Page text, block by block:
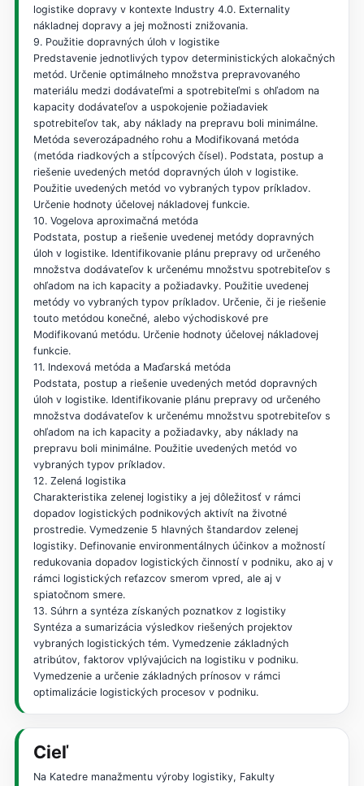
logistike dopravy v kontexte Industry 4.0. Externality
nákladnej dopravy a jej možnosti znižovania.
9. Použitie dopravných úloh v logistike
Predstavenie jednotlivých typov deterministických alokačných
metód. Určenie optimálneho množstva prepravovaného
materiálu medzi dodávateľmi a spotrebiteľmi s ohľadom na
kapacity dodávateľov a uspokojenie požiadaviek
spotrebiteľov tak, aby náklady na prepravu boli minimálne.
Metóda severozápadného rohu a Modifikovaná metóda
(metóda riadkových a stĺpcových čísel). Podstata, postup a
riešenie uvedených metód dopravných úloh v logistike.
Použitie uvedených metód vo vybraných typov príkladov.
Určenie hodnoty účelovej nákladovej funkcie.
10. Vogelova aproximačná metóda
Podstata, postup a riešenie uvedenej metódy dopravných
úloh v logistike. Identifikovanie plánu prepravy od určeného
množstva dodávateľov k určenému množstvu spotrebiteľov s
ohľadom na ich kapacity a požiadavky. Použitie uvedenej
metódy vo vybraných typov príkladov. Určenie, či je riešenie
touto metódou konečné, alebo východiskové pre
Modifikovanú metódu. Určenie hodnoty účelovej nákladovej
funkcie.
11. Indexová metóda a Maďarská metóda
Podstata, postup a riešenie uvedených metód dopravných
úloh v logistike. Identifikovanie plánu prepravy od určeného
množstva dodávateľov k určenému množstvu spotrebiteľov s
ohľadom na ich kapacity a požiadavky, aby náklady na
prepravu boli minimálne. Použitie uvedených metód vo
vybraných typov príkladov.
12. Zelená logistika
Charakteristika zelenej logistiky a jej dôležitosť v rámci
dopadov logistických podnikových aktivít na životné
prostredie. Vymedzenie 5 hlavných štandardov zelenej
logistiky. Definovanie environmentálnych účinkov a možností
redukovania dopadov logistických činností v podniku, ako aj v
rámci logistických reťazcov smerom vpred, ale aj v
spiatočnom smere.
13. Súhrn a syntéza získaných poznatkov z logistiky
Syntéza a sumarizácia výsledkov riešených projektov
vybraných logistických tém. Vymedzenie základných
atribútov, faktorov vplývajúcich na logistiku v podniku.
Vymedzenie a určenie základných prínosov v rámci
optimalizácie logistických procesov v podniku.
Cieľ
Na Katedre manažmentu výroby logistiky, Fakulty